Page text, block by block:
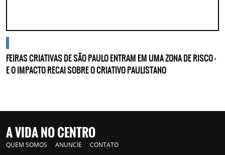
FEIRAS CRIATIVAS DE SÃO PAULO ENTRAM EM UMA ZONA DE RISCO —
E O IMPACTO RECAI SOBRE O CRIATIVO PAULISTANO
A VIDA NO CENTRO
QUEM SOMOS ANUNCIE CONTATO